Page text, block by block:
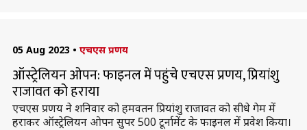
05 Aug 2023 • एचएस प्रणय
ऑस्ट्रेलियन ओपन: फाइनल में पहुंचे एचएस प्रणय, प्रियांशु
राजावत को हराया
एचएस प्रणय ने शनिवार को हमवतन प्रियांशु राजावत को सीधे गेम में
हराकर ऑस्ट्रेलियन ओपन सुपर 500 टूर्नामेंट के फाइनल में प्रवेश किया।